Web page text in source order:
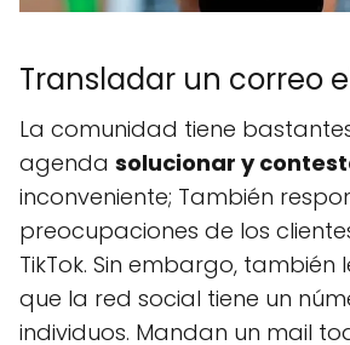
Transladar un correo
La comunidad tiene
agenda solucionar y
inconveniente; También
preocupaciones de los
TikTok. Sin embargo, también
que la red social tiene un
individuos. Mandan un mail